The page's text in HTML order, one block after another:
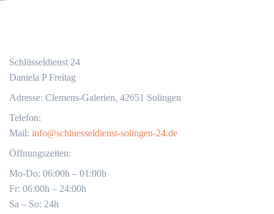
Schlüsseldienst 24
Daniela P Freitag
Adresse: Clemens-Galerien, 42651 Solingen
Telefon:
Mail: info@schluesseldienst-solingen-24.de
Öffnungszeiten:
Mo-Do: 06:00h – 01:00h
Fr: 06:00h – 24:00h
Sa – So: 24h